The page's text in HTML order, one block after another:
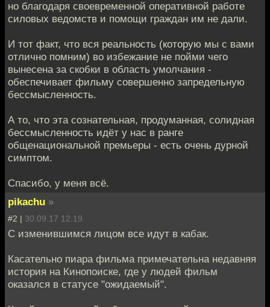
но благодаря своевременной оперативной работе
силовых ведомств и помощи граждан им не дали.
И тот факт, что вся реальность (которую мы с вами
отлично помним) во избежание не пойми чего
вынесена за скобки в область умолчания -
обеспечивает фильму совершенно запредельную
бессмысленность.
А то, что эта сознательная, продуманная, солидная
бессмысленность идёт у нас в ранге
общенациональной премьеры - есть очень дурной
симптом.
Спасибо, у меня всё.
pikachu »
#2 | 30.09.17 12:19
С изменившимся лицом все идут в кабак.
Касательно пиара фильма примечательна недавняя
история на Кинопоиске, где у людей фильм
оказался в статусе "ожидаемый".